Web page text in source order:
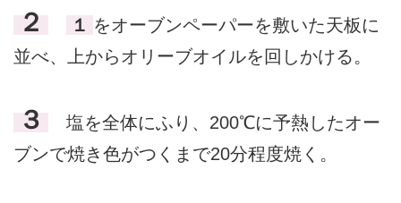
２ １ をオーブンペーパーを敷いた天板に
並べ、上からオリーブオイルを回しかける。
３
塩を全体にふり、200℃に予熱したオー
ブンで焼き色がつくまで20分程度焼く。